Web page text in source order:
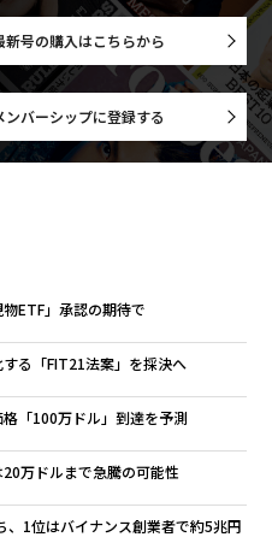
新号の購入はこちらから
ンバーシップに登録する
ETF」承認の期待で
る「FIT21法案」を採決へ
「100万ドル」到達を予測
万ドルまで急騰の可能性
1位はバイナンス創業者で約5兆円